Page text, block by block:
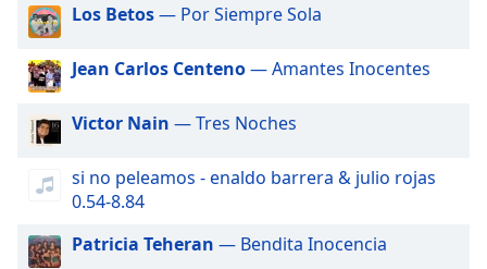
Audio
Track
Picture-
in-
Fullscreen
window.
Los Betos— Por Siempre Sola
Jean Carlos Centeno— Amantes Inocentes
Victor Nain — Tres Noches
si no peleamos - enaldo barrera & julio rojas
0.54-8.84
Patricia Teheran — Bendita Inocencia